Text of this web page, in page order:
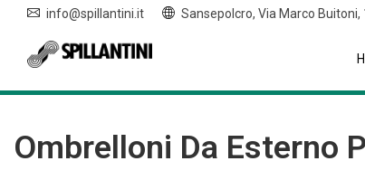
info@spillantini.it Sansepolcro, Via Marco Buitoni,
Ombrelloni Da Esterno